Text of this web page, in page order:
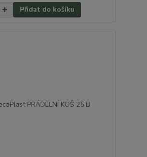
Přidat do košíku